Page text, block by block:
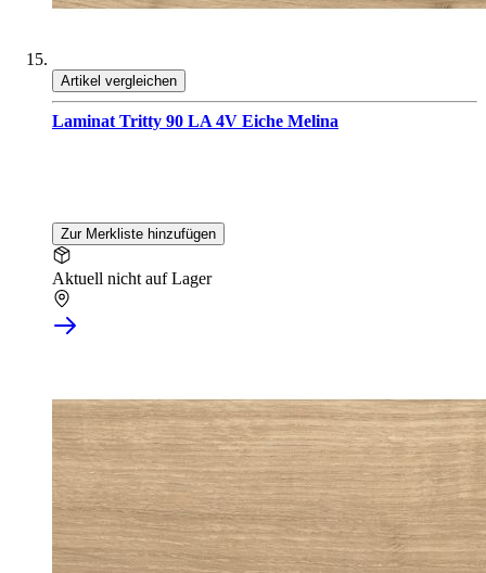
Artikel vergleichen
Laminat Tritty 90 LA 4V Eiche Melina
Zur Merkliste hinzufügen
Aktuell nicht auf Lager